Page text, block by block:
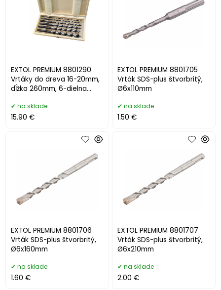
EXTOL PREMIUM 8801290
Vrtáky do dreva 16-20mm,
dĺžka 260mm, 6-dielna
na sklade
15.90 €
EXTOL PREMIUM 8801705
Vrták SDS-plus štvorbritý,
Ø6x110mm
na sklade
1.50 €
EXTOL PREMIUM 8801706
Vrták SDS-plus štvorbritý,
Ø6x160mm
na sklade
1.60 €
EXTOL PREMIUM 8801707
Vrták SDS-plus štvorbritý,
Ø6x210mm
na sklade
2.00 €